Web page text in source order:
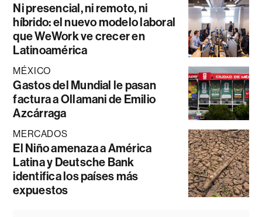
Ni presencial, ni remoto, ni
híbrido: el nuevo modelo laboral
que WeWork ve crecer en
Latinoamérica
MÉXICO
Gastos del Mundial le pasan
factura a Ollamani de Emilio
Azcárraga
MERCADOS
El Niño amenaza a América
Latina y Deutsche Bank
identifica los países más
expuestos